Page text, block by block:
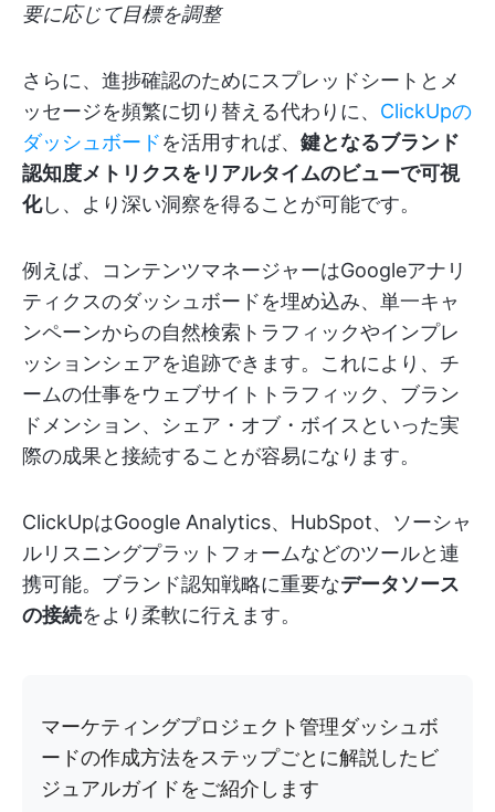
要に応じて目標を調整
さらに、進捗確認のためにスプレッドシートとメ
ッセージを頻繁に切り替える代わりに、 ClickUpの
ダッシュボードを活用すれば、 鍵となるブランド
認知度メトリクスをリアルタイムのビューで可視
化し、より深い洞察を得ることが可能です。
例えば、コンテンツマネージャーはGoogleアナリ
ティクスのダッシュボードを埋め込み、単一キャ
ンペーンからの自然検索トラフィックやインプレ
ッションシェアを追跡できます。これにより、チ
ームの仕事をウェブサイトトラフィック、ブラン
ドメンション、シェア・オブ・ボイスといった実
際の成果と接続することが容易になります。
ClickUpはGoogle Analytics、HubSpot、ソーシャ
ルリスニングプラットフォームなどのツールと連
携可能。ブランド認知戦略に重要なデータソース
の接続をより柔軟に行えます。
マーケティングプロジェクト管理ダッシュボ
ードの作成方法をステップごとに解説したビ
ジュアルガイドをご紹介します